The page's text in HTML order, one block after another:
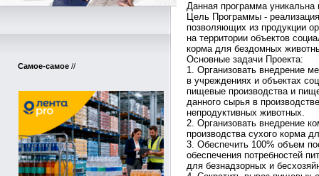
Самое-самое //
Данная программа
Цель Программы -
позволяющих из продукции
на территории объектов
корма для бездомных
Основные задачи Проекта:
1. Организовать внедрение
в учреждениях и объектах
пищевые производства и
данного сырья в
непродуктивных животных.
2. Организовать внедрение
производства сухого корма
3. Обеспечить 100% объем
обеспечения потребностей
для безнадзорных и